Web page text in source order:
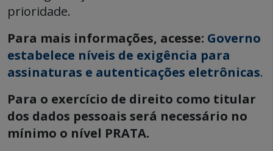
prioridade.
Para mais informações, acesse: Governo
estabelece níveis de exigência para
assinaturas e autenticações eletrônicas.
Para o exercício de direito como titular
dos dados pessoais será necessário no
mínimo o nível PRATA.